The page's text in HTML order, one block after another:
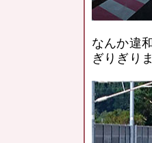
なんか違
ぎりぎり